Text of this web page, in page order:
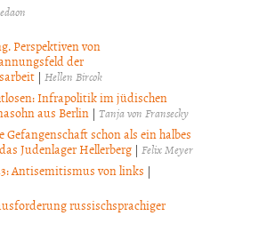
Perspektiven von
der
| Hellen Bircok
Infrapolitik im jüdischen
aus Berlin| Tanja von Fransecky
schon als ein halbes
Judenlager Hellerberg| Felix Meyer
Antisemitismus von links |
russischsprachiger